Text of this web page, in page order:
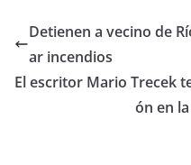
Detienen a vecino de
ar incendios
El escritor Mario Trecek
ón en